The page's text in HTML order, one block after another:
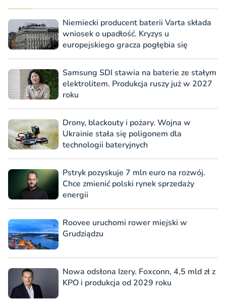
Niemiecki producent baterii Varta składa
wniosek o upadłość. Kryzys u
europejskiego gracza pogłębia się
Samsung SDI stawia na baterie ze stałym
elektrolitem. Produkcja ruszy już w 2027
roku
Drony, blackouty i pożary. Wojna w
Ukrainie stała się poligonem dla
technologii bateryjnych
Pstryk pozyskuje 7 mln euro na rozwój.
Chce zmienić polski rynek sprzedaży
energii
Roovee uruchomi rower miejski w
Grudziądzu
Nowa odsłona Izery. Foxconn, 4,5 mld zł z
KPO i produkcja od 2029 roku